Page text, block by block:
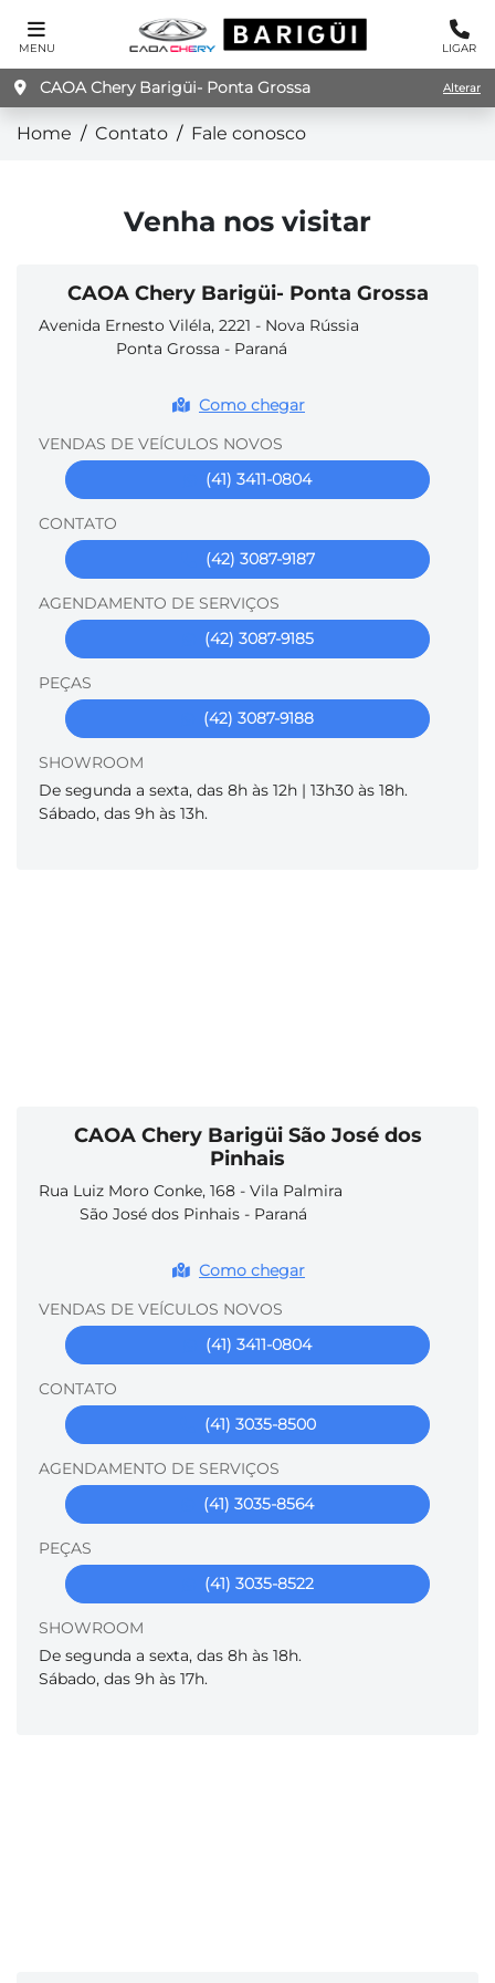
MENU LIGAR
CAOA Chery Barigüi- Ponta Grossa Alterar
Home Contato Fale conosco
Venha nos visitar
CAOA Chery Barigüi- Ponta Grossa
Avenida Ernesto Viléla, 2221 - Nova Rússia
Ponta Grossa - Paraná
Como chegar
VENDAS DE VEÍCULOS NOVOS
(41) 3411-0804
CONTATO
(42) 3087-9187
AGENDAMENTO DE SERVIÇOS
(42) 3087-9185
PEÇAS
(42) 3087-9188
SHOWROOM
De segunda a sexta, das 8h às 12h | 13h30 às 18h.
Sábado, das 9h às 13h.
CAOA Chery Barigüi São José dos
Pinhais
Rua Luiz Moro Conke, 168 - Vila Palmira
São José dos Pinhais - Paraná
Como chegar
VENDAS DE VEÍCULOS NOVOS
(41) 3411-0804
CONTATO
(41) 3035-8500
AGENDAMENTO DE SERVIÇOS
(41) 3035-8564
PEÇAS
(41) 3035-8522
SHOWROOM
De segunda a sexta, das 8h às 18h.
Sábado, das 9h às 17h.